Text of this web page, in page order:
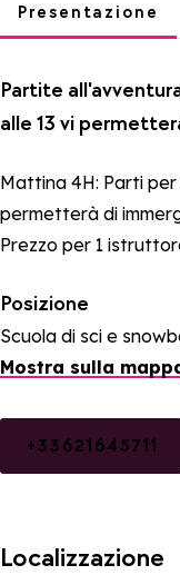
Presentazione
Partite
alle 13 vi
Mattina 4H: Parti
permetterà di
Prezzo per 1
Posizione
Scuola di sci e
Mostra sulla
+33621645711
Localizzazione